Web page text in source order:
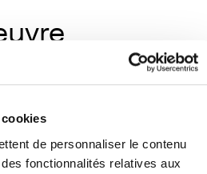
de personnaliser le contenu
fonctionnalités relatives aux
Tailwind via npm avecnpm
postcss
init -p
les chemins des fichiers
detailwind.config.js